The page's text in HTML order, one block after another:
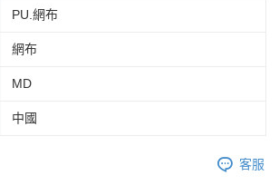
PU.網布
網布
MD
中國
客服